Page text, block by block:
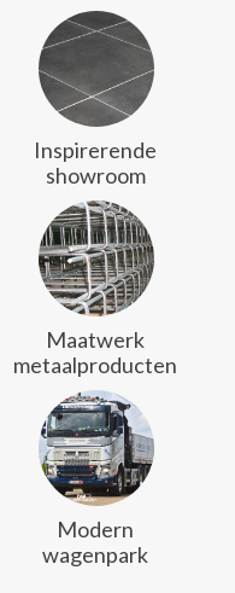
Inspirerende
showroom
Maatwerk
metaalproducten
Modern
wagenpark